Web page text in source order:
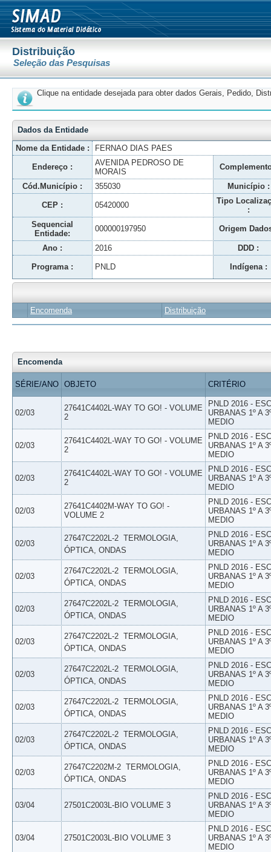
Distribuição
Seleção das Pesquisas
Clique na entidade desejada para obter dados Gerais, Pedido,
Dados da Entidade
Nome da Entidade :
FERNAO DIAS PAES
Endereço :
AVENIDA PEDROSO DE
MORAIS
Cód.Município : 355030 Município :
CEP : 05420000
Tipo
:
Sequencial
Entidade:
000000197950 Origem
Ano : 2016 DDD :
Programa : PNLD Indígena :
Encomenda Distribuição
Encomenda
SÉRIE/ANO OBJETO CRITÉRIO
02/03
27641C4402L-WAY TO GO! - VOLUME
2
PNLD 2016 -
URBANAS 1º A
MEDIO
02/03
27641C4402L-WAY TO GO! - VOLUME
2
PNLD 2016 -
URBANAS 1º A
MEDIO
02/03
27641C4402L-WAY TO GO! - VOLUME
2
PNLD 2016 -
URBANAS 1º A
MEDIO
02/03
27641C4402M-WAY TO GO! -
VOLUME 2
PNLD 2016 -
URBANAS 1º A
MEDIO
02/03
27647C2202L-2  TERMOLOGIA,
ÓPTICA, ONDAS
PNLD 2016 -
URBANAS 1º A
MEDIO
02/03
27647C2202L-2  TERMOLOGIA,
ÓPTICA, ONDAS
PNLD 2016 -
URBANAS 1º A
MEDIO
02/03
27647C2202L-2  TERMOLOGIA,
ÓPTICA, ONDAS
PNLD 2016 -
URBANAS 1º A
MEDIO
02/03
27647C2202L-2  TERMOLOGIA,
ÓPTICA, ONDAS
PNLD 2016 -
URBANAS 1º A
MEDIO
02/03
27647C2202L-2  TERMOLOGIA,
ÓPTICA, ONDAS
PNLD 2016 -
URBANAS 1º A
MEDIO
02/03
27647C2202L-2  TERMOLOGIA,
ÓPTICA, ONDAS
PNLD 2016 -
URBANAS 1º A
MEDIO
02/03
27647C2202L-2  TERMOLOGIA,
ÓPTICA, ONDAS
PNLD 2016 -
URBANAS 1º A
MEDIO
02/03
27647C2202M-2  TERMOLOGIA,
ÓPTICA, ONDAS
PNLD 2016 -
URBANAS 1º A
MEDIO
03/04 27501C2003L-BIO VOLUME 3
PNLD 2016 -
URBANAS 1º A
MEDIO
03/04 27501C2003L-BIO VOLUME 3
PNLD 2016 -
URBANAS 1º A
MEDIO